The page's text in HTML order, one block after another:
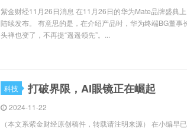
紫金财经11月26日消息 在11月26日的华为Mate品牌盛典
陆续发布。 有意思的是，在介绍产品时，华为终端BG董
头禅也变了，不再提“遥遥领先”。...
科技 打破界限，AI眼镜正在崛起
2024-11-22
（本文系紫金财经原创稿件，转载请注明来源） 在小编早